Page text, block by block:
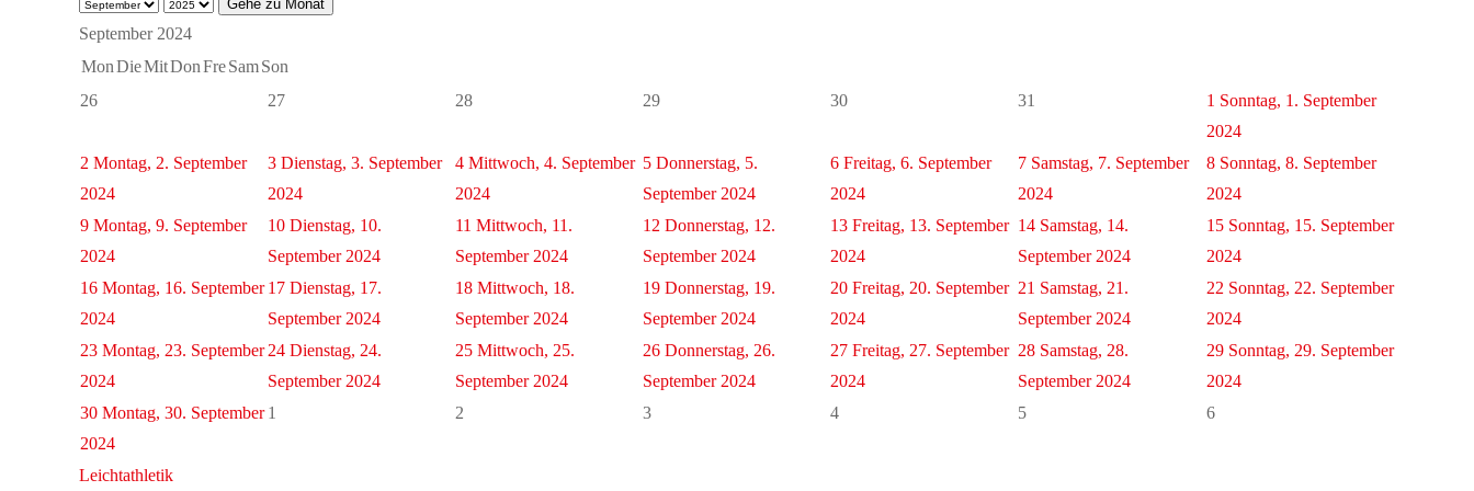
Gehe zu Monat
September 2024
MonDieMitDonFreSamSon
26
27 28 29 30 31 1 Sonntag, 1. September
2024
2 Montag, 2. September
2024
3 Dienstag, 3. September
2024
4 Mittwoch, 4. September
2024
5 Donnerstag, 5.
September 2024
6 Freitag, 6. September
2024
7 Samstag, 7. September
2024
8 Sonntag, 8. September
2024
9 Montag, 9. September
2024
10 Dienstag, 10.
September 2024
11 Mittwoch, 11.
September 2024
12 Donnerstag, 12.
September 2024
13 Freitag, 13. September
2024
14 Samstag, 14.
September 2024
15 Sonntag, 15. September
2024
16 Montag, 16. September
2024
17 Dienstag, 17.
September 2024
18 Mittwoch, 18.
September 2024
19 Donnerstag, 19.
September 2024
20 Freitag, 20. September
2024
21 Samstag, 21.
September 2024
22 Sonntag, 22. September
2024
23 Montag, 23. September
2024
24 Dienstag, 24.
September 2024
25 Mittwoch, 25.
September 2024
26 Donnerstag, 26.
September 2024
27 Freitag, 27. September
2024
28 Samstag, 28.
September 2024
29 Sonntag, 29. September
2024
30 Montag, 30. September
2024
1 2 3 4 5 6
Leichtathletik